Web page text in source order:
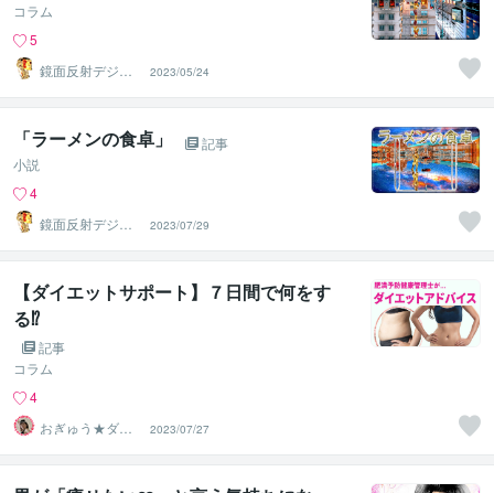
コラム
5
鏡面反射デジタ
ルアート製作所
（鈴木穣）
2023/05/24
「ラーメンの食卓」
記事
小説
4
鏡面反射デジタ
ルアート製作所
（鈴木穣）
2023/07/29
【ダイエットサポート】７日間で何をす
る⁉️
記事
コラム
4
おぎゅう★ダイ
エットの専門家
2023/07/27